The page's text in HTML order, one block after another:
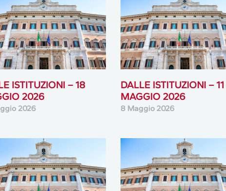
ISTITUZIONI – 18
2026
2026
DALLE ISTITUZIONI – 11
MAGGIO 2026
8 Maggio 2026